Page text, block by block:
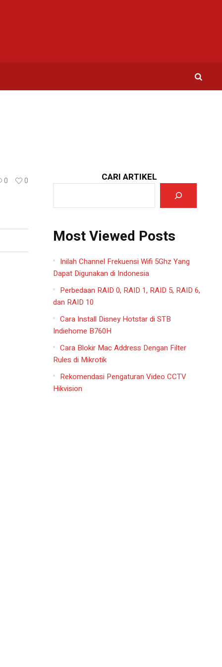
0 0 CARI ARTIKEL
Most Viewed Posts
Inilah Channel Frekuensi Wifi 5Ghz Yang
Dapat Digunakan di Indonesia
Perbedaan RAID 0, RAID 1, RAID 5, RAID 6,
dan RAID 10
Cara Install Disney Hotstar di STB
Indiehome B760H
Cara Blokir Mac Address Dengan Filter
Rules di Mikrotik
Rekomendasi Pengaturan Video CCTV
Hikvision